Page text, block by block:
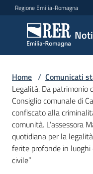
Vai al contenuto
Vai alla navigazione
Vai al footer
Regione Emilia-Romagna
Notizie
Comunicati
stampa
Menu selezionato
Cerca
un
comunicato
Risorse
Home / Comunicati
Legalità. Da patrimonio
Consiglio comunale di
confiscato alla
comunità. L’assessora
quotidiana per la
ferite profonde in
civile”